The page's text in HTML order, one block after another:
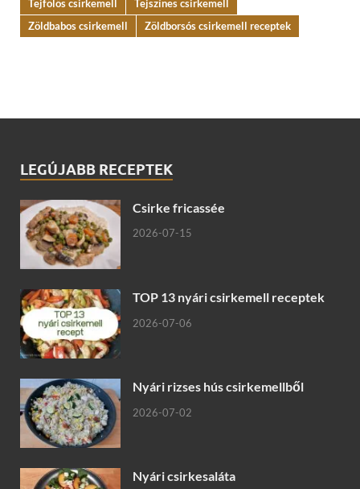
Tejfölös csirkemell
Tejszínes csirkemell
Zöldbabos csirkemell
Zöldborsós csirkemell receptek
LEGÚJABB RECEPTEK
Csirke fricassée
2026-07-15
TOP 13 nyári csirkemell receptek
2026-07-06
Nyári rizses hús csirkemellből
2026-07-02
Nyári csirkesaláta